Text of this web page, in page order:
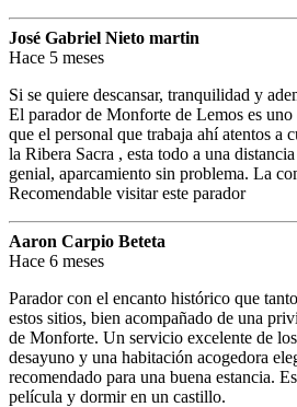
José Gabriel Nieto martin
Hace 5 meses
Si se quiere descansar, tranquilidad y
El parador de Monforte de Lemos es uno
que el personal que trabaja ahí atentos a
la Ribera Sacra , esta todo a una
genial, aparcamiento sin problema. La
Recomendable visitar este parador
Aaron Carpio Beteta
Hace 6 meses
Parador con el encanto histórico que
estos sitios, bien acompañado de una
de Monforte. Un servicio excelente de
desayuno y una habitación acogedora
recomendado para una buena estancia.
película y dormir en un castillo.